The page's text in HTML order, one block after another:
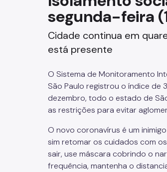
Fazenda
Funerários e
Rua e Bairro
Saúde e Bem-
Segurança
Trabalho
segunda-feira
Cidade continua em
está presente
O Sistema de Monitoramento
São Paulo registrou o índice de
dezembro, todo o estado de
as restrições para evitar
O novo coronavírus é um
sim retomar os cuidados com
sair, use máscara cobrindo o
frequência, mantenha o